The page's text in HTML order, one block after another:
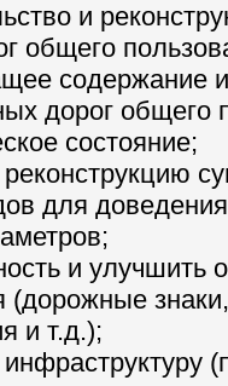
и
общего
содержание
дорог общего
состояние;
для
и улучшить
(дорожные
и т.д.);